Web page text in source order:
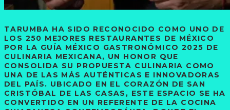
TARUMBA HA SIDO RECONOCIDO COMO UNO DE
LOS 250 MEJORES RESTAURANTES DE MÉXICO
POR LA GUÍA MÉXICO GASTRONÓMICO 2025 DE
CULINARIA MEXICANA, UN HONOR QUE
CONSOLIDA SU PROPUESTA CULINARIA COMO
UNA DE LAS MÁS AUTÉNTICAS E INNOVADORAS
DEL PAÍS. UBICADO EN EL CORAZÓN DE SAN
CRISTÓBAL DE LAS CASAS, ESTE ESPACIO SE HA
CONVERTIDO EN UN REFERENTE DE LA COCINA